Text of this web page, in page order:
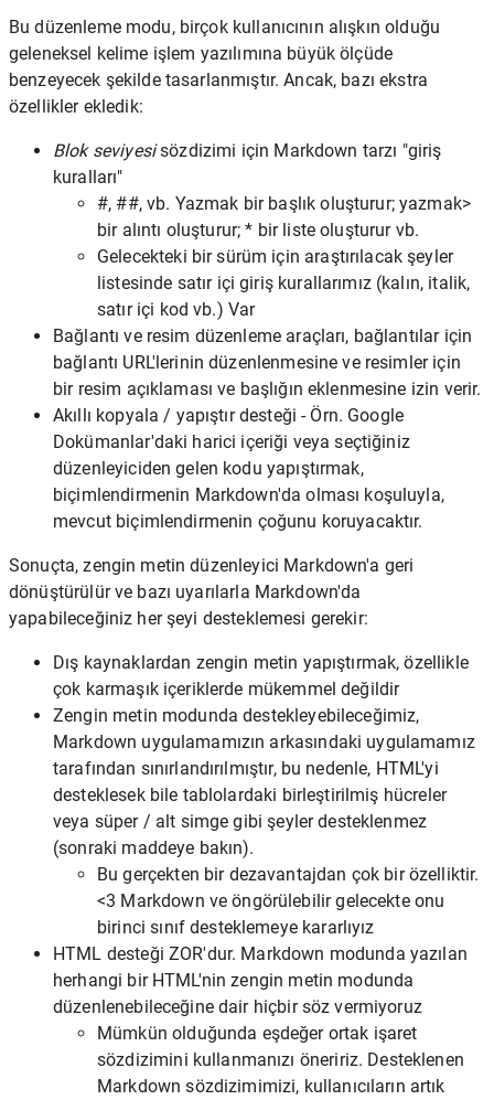
Bu düzenleme modu, birçok kullanıcının alışkın olduğu
geleneksel kelime işlem yazılımına büyük ölçüde
benzeyecek şekilde tasarlanmıştır. Ancak, bazı ekstra
özellikler ekledik:
Blok seviyesisözdizimi için Markdown tarzı "giriş
kuralları"
#, ##, vb. Yazmak bir başlık oluşturur; yazmak>
bir alıntı oluşturur; * bir liste oluşturur vb.
Gelecekteki bir sürüm için araştırılacak şeyler
listesinde satır içi giriş kurallarımız (kalın, italik,
satır içi kod vb.) Var
Bağlantı ve resim düzenleme araçları, bağlantılar için
bağlantı URL'lerinin düzenlenmesine ve resimler için
bir resim açıklaması ve başlığın eklenmesine izin verir.
Akıllı kopyala / yapıştır desteği - Örn. Google
Dokümanlar'daki harici içeriği veya seçtiğiniz
düzenleyiciden gelen kodu yapıştırmak,
biçimlendirmenin Markdown'da olması koşuluyla,
mevcut biçimlendirmenin çoğunu koruyacaktır.
Sonuçta, zengin metin düzenleyici Markdown'a geri
dönüştürülür ve bazı uyarılarla Markdown'da
yapabileceğiniz her şeyi desteklemesi gerekir:
Dış kaynaklardan zengin metin yapıştırmak, özellikle
çok karmaşık içeriklerde mükemmel değildir
Zengin metin modunda destekleyebileceğimiz,
Markdown uygulamamızın arkasındaki uygulamamız
tarafından sınırlandırılmıştır, bu nedenle, HTML'yi
desteklesek bile tablolardaki birleştirilmiş hücreler
veya süper / alt simge gibi şeyler desteklenmez
(sonraki maddeye bakın).
Bu gerçekten bir dezavantajdan çok bir özelliktir.
<3 Markdown ve öngörülebilir gelecekte onu
birinci sınıf desteklemeye kararlıyız
HTML desteği ZOR'dur. Markdown modunda yazılan
herhangi bir HTML'nin zengin metin modunda
düzenlenebileceğine dair hiçbir söz vermiyoruz
Mümkün olduğunda eşdeğer ortak işaret
sözdizimini kullanmanızı öneririz. Desteklenen
Markdown sözdizimimizi, kullanıcıların artık